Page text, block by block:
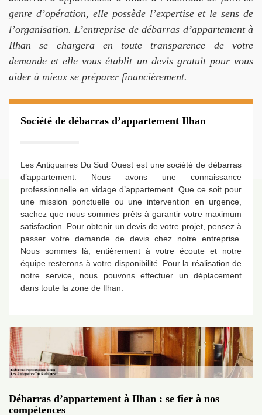
genre d’opération, elle possède l’expertise et le sens de
l’organisation. L’entreprise de débarras d’appartement à
Ilhan se chargera en toute transparence de votre
demande et elle vous établit un devis gratuit pour vous
aider à mieux se préparer financièrement.
Société de débarras d’appartement Ilhan
Les Antiquaires Du Sud Ouest est une société de débarras
d’appartement. Nous avons une connaissance
professionnelle en vidage d’appartement. Que ce soit pour
une mission ponctuelle ou une intervention en urgence,
sachez que nous sommes prêts à garantir votre maximum
satisfaction. Pour obtenir un devis de votre projet, pensez à
passer votre demande de devis chez notre entreprise.
Nous sommes là, entièrement à votre écoute et notre
équipe resterons à votre disponibilité. Pour la réalisation de
notre service, nous pouvons effectuer un déplacement
dans toute la zone de Ilhan.
Débarras d’appartement à Ilhan : se fier à nos
compétences